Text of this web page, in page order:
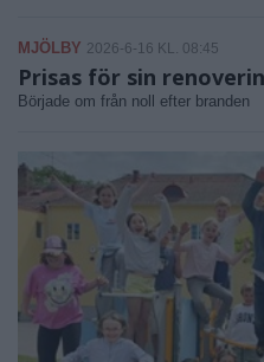
MJÖLBY 2026-6-16 KL. 08:45
Prisas för sin
Började om från noll efter branden